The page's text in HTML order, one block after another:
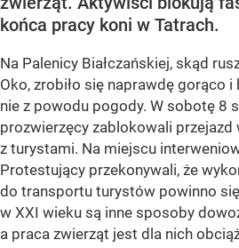
końca pracy koni w Tatrach.
Na Palenicy Białczańskiej, skąd
Oko, zrobiło się naprawdę gorąco i
nie z powodu pogody. W sobotę 8
prozwierzęcy zablokowali przejazd
z turystami. Na miejscu
Protestujący przekonywali, że
do transportu turystów powinno
w XXI wieku są inne sposoby
a praca zwierząt jest dla nich